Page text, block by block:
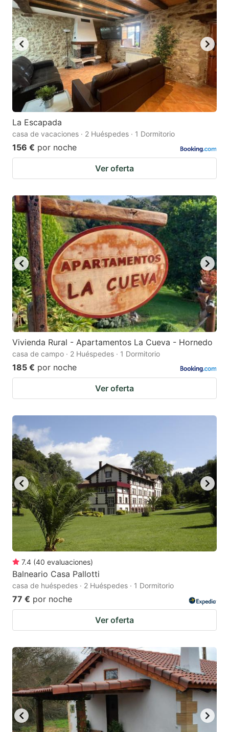
La Escapada
casa de vacaciones · 2 Huéspedes · 1 Dormitorio
156 € por noche
Ver oferta
Vivienda Rural - Apartamentos La Cueva - Hornedo
casa de campo · 2 Huéspedes · 1 Dormitorio
185 € por noche
Ver oferta
7.4 (40 evaluaciones)
Balneario Casa Pallotti
casa de huéspedes · 2 Huéspedes · 1 Dormitorio
77 € por noche
Ver oferta